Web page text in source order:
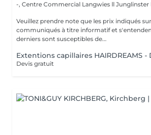
-, Centre Commercial Langwies ll Junglinster
Veuillez prendre note que les prix indiqués
communiqués à titre informatif et
derniers sont susceptibles de...
Extentions capillaires HAIRDREAMS -
Devis gratuit